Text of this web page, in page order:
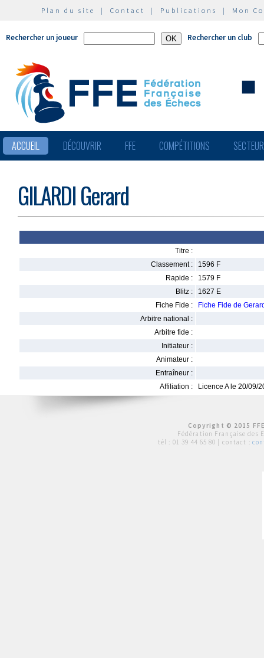
Plan du site | Contact | Publications | Mon
Rechercher un joueur Rechercher un club
ACCUEIL DÉCOUVRIR FFE COMPÉTITIONS
GILARDI Gerard
Titre :
Classement :
1596 F
Rapide :
1579 F
Blitz :
1627 E
Fiche Fide :
Fiche Fide de
Arbitre national :
Arbitre fide :
Initiateur :
Animateur :
Entraîneur :
Affiliation :
Licence A le 20/09/
Copyright © 2015
Fédération Française des
tél : 01 39 44 65 80 | contact :